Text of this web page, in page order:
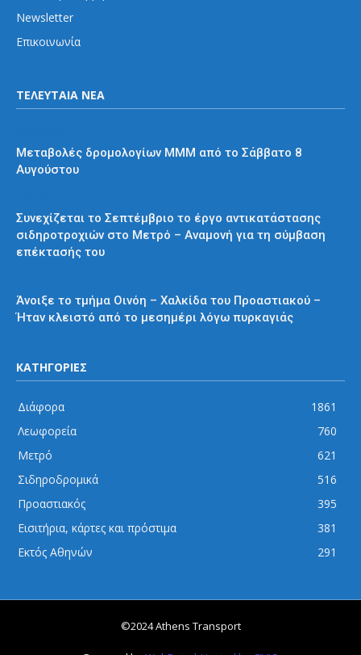
Newsletter
Επικοινωνία
ΤΕΛΕΥΤΑΙΑ ΝΕΑ
Μεταβολές δρομολογίων ΜΜΜ από το Σάββατο 8
Αυγούστου
Συνεχίζεται το Σεπτέμβριο το έργο αντικατάστασης
σιδηροτροχιών στο Μετρό – Αναμονή για τη σύμβαση
επέκτασής του
Άνοιξε το τμήμα Οινόη – Χαλκίδα του Προαστιακού –
Ήταν κλειστό από το μεσημέρι λόγω πυρκαγιάς
ΚΑΤΗΓΟΡΙΕΣ
Διάφορα
1861
Λεωφορεία
760
Μετρό
621
Σιδηροδρομικά
516
Προαστιακός
395
Εισιτήρια, κάρτες και πρόστιμα
381
Εκτός Αθηνών
291
©2024 Athens Transport